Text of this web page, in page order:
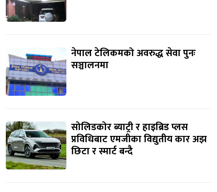
नेपाल टेलिकमको अवरुद्ध सेवा पुनः
सञ्चालनमा
सोलिडकोर ब्याट्री र हाइब्रिड प्लस
प्रविधिबाट एमजीका विद्युतीय कार अझ
छिटा र स्मार्ट बन्दै